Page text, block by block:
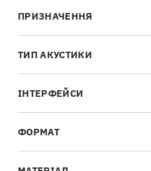
ПРИЗНАЧЕННЯ
ТИП АКУСТИКИ
ІНТЕРФЕЙСИ
ФОРМАТ